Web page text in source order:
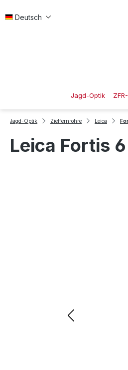
Deutsch
Jagd-Optik
Jagd-Optik Zielfernrohre Leica
Leica Fortis